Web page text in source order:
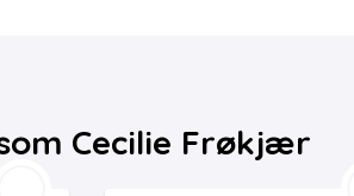
Cecilie Frøkjær